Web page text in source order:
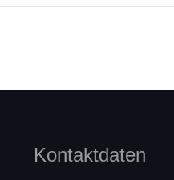
Kontaktdaten